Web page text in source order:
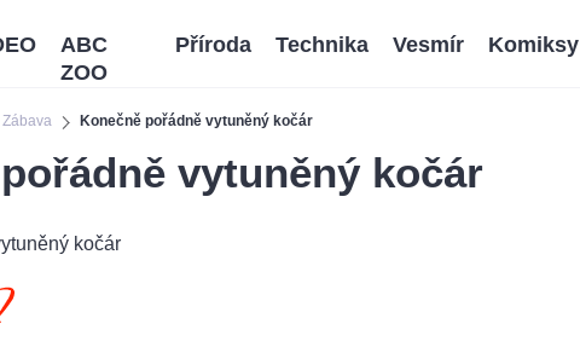
Zábava Konečně pořádně vytuněný kočár
ABC
ZOO
Příroda Technika Vesmír Komiksy
vytuněný kočár